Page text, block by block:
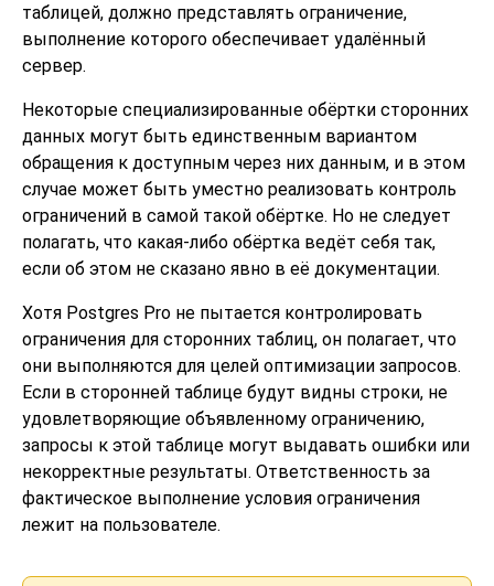
таблицей, должно представлять ограничение,
выполнение которого обеспечивает удалённый
сервер.
Некоторые специализированные обёртки сторонних
данных могут быть единственным вариантом
обращения к доступным через них данным, и в этом
случае может быть уместно реализовать контроль
ограничений в самой такой обёртке. Но не следует
полагать, что какая-либо обёртка ведёт себя так,
если об этом не сказано явно в её документации.
Хотя Postgres Pro не пытается контролировать
ограничения для сторонних таблиц, он полагает, что
они выполняются для целей оптимизации запросов.
Если в сторонней таблице будут видны строки, не
удовлетворяющие объявленному ограничению,
запросы к этой таблице могут выдавать ошибки или
некорректные результаты. Ответственность за
фактическое выполнение условия ограничения
лежит на пользователе.